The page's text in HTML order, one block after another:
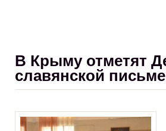
В Крыму отметят
славянской